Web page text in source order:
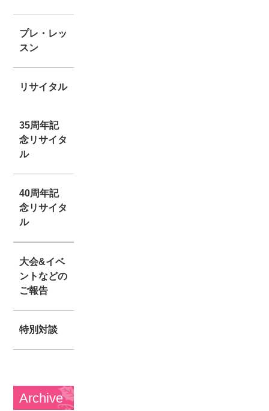
プレ・レッ
スン
リサイタル
35周年記
念リサイタ
ル
40周年記
念リサイタ
ル
大会&イベ
ントなどの
ご報告
特別対談
Archive